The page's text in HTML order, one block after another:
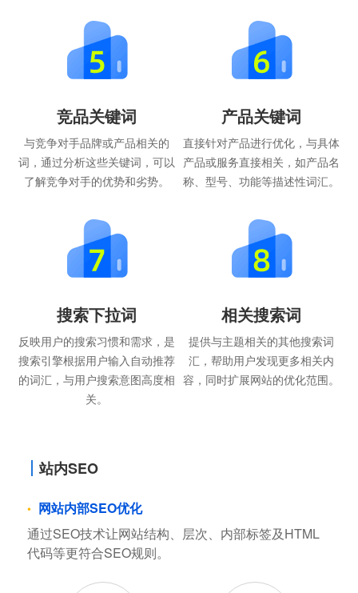
竞品关键词
与竞争对手品牌或产品相关的
词，通过分析这些关键词，可以
了解竞争对手的优势和劣势。
产品关键词
直接针对产品进行优化，与具体
产品或服务直接相关，如产品名
称、型号、功能等描述性词汇。
搜索下拉词
反映用户的搜索习惯和需求，是
搜索引擎根据用户输入自动推荐
的词汇，与用户搜索意图高度相
关。
相关搜索词
提供与主题相关的其他搜索词
汇，帮助用户发现更多相关内
容，同时扩展网站的优化范围。
站内SEO
网站内部SEO优化
通过SEO技术让网站结构、层次、内部标签及HTML
代码等更符合SEO规则。